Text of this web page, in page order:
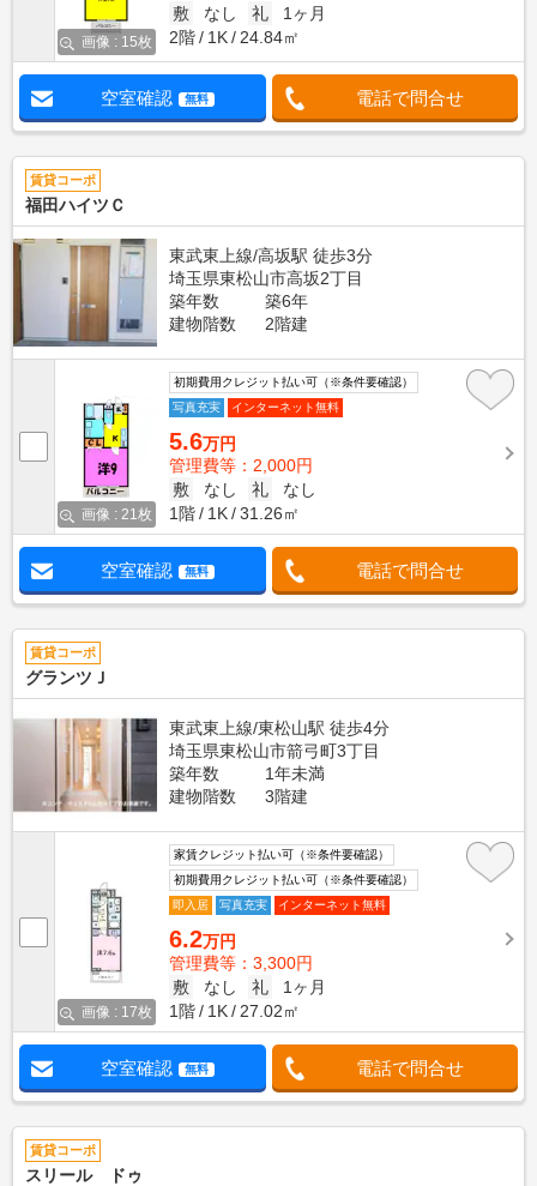
画像 : 15枚
敷
なし 礼
1ヶ月
2階
1K 24.84㎡
空室確認 無料 電話で問合せ
賃貸コーポ
福田ハイツＣ
東武東上線/高坂駅 徒歩3分
埼玉県東松山市高坂2丁目
築年数
築6年
建物階数
2階建
画像 : 21枚
初期費用クレジット払い可（※条件要確認）
写真充実
インターネット無料
5.6万円
管理費等：2,000円
敷
なし 礼
なし
1階
1K 31.26㎡
空室確認 無料 電話で問合せ
賃貸コーポ
グランツＪ
東武東上線/東松山駅 徒歩4分
埼玉県東松山市箭弓町3丁目
築年数
1年未満
建物階数
3階建
画像 : 17枚
家賃クレジット払い可（※条件要確認）
初期費用クレジット払い可（※条件要確認）
即入居
写真充実 インターネット無料
6.2万円
管理費等：3,300円
敷
なし 礼
1ヶ月
1階
1K 27.02㎡
空室確認 無料 電話で問合せ
賃貸コーポ
スリール ドゥ